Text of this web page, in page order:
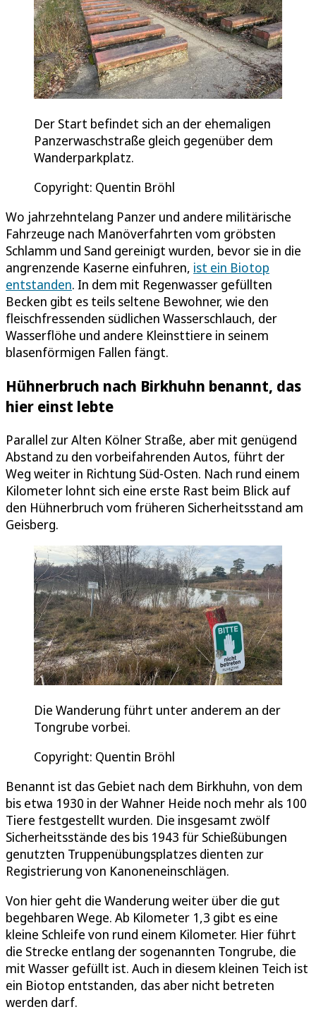
Der Start befindet sich an der ehemaligen
Panzerwaschstraße gleich gegenüber dem
Wanderparkplatz.
Copyright: Quentin Bröhl
Wo jahrzehntelang Panzer und andere militärische
Fahrzeuge nach Manöverfahrten vom gröbsten
Schlamm und Sand gereinigt wurden, bevor sie in die
angrenzende Kaserne einfuhren, ist ein Biotop
entstanden. In dem mit Regenwasser gefüllten
Becken gibt es teils seltene Bewohner, wie den
fleischfressenden südlichen Wasserschlauch, der
Wasserflöhe und andere Kleinsttiere in seinem
blasenförmigen Fallen fängt.
Hühnerbruch nach Birkhuhn benannt, das
hier einst lebte
Parallel zur Alten Kölner Straße, aber mit genügend
Abstand zu den vorbeifahrenden Autos, führt der
Weg weiter in Richtung Süd-Osten. Nach rund einem
Kilometer lohnt sich eine erste Rast beim Blick auf
den Hühnerbruch vom früheren Sicherheitsstand am
Geisberg.
Die Wanderung führt unter anderem an der
Tongrube vorbei.
Copyright: Quentin Bröhl
Benannt ist das Gebiet nach dem Birkhuhn, von dem
bis etwa 1930 in der Wahner Heide noch mehr als 100
Tiere festgestellt wurden. Die insgesamt zwölf
Sicherheitsstände des bis 1943 für Schießübungen
genutzten Truppenübungsplatzes dienten zur
Registrierung von Kanoneneinschlägen.
Von hier geht die Wanderung weiter über die gut
begehbaren Wege. Ab Kilometer 1,3 gibt es eine
kleine Schleife von rund einem Kilometer. Hier führt
die Strecke entlang der sogenannten Tongrube, die
mit Wasser gefüllt ist. Auch in diesem kleinen Teich ist
ein Biotop entstanden, das aber nicht betreten
werden darf.